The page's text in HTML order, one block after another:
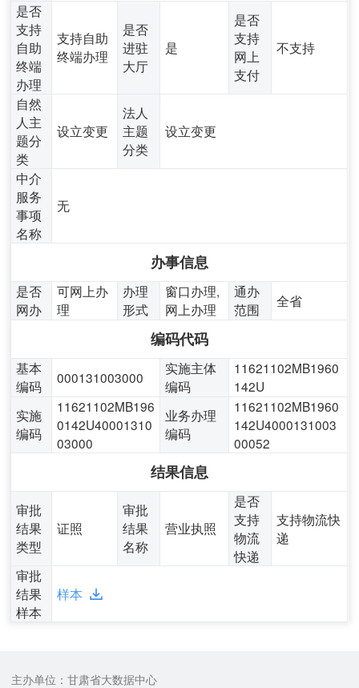
是否
支持
自助
终端
办理
支持自助
终端办理
是否
进驻
大厅
是
是否
支持
网上
支付
不支持
自然
人主
题分
类
设立变更
法人
主题
分类
设立变更
中介
服务
事项
名称
无
办事信息
是否
网办
可网上办
理
办理
形式
窗口办理,
网上办理
通办
范围
全省
编码代码
基本
编码
000131003000
实施主体
编码
11621102MB1960
142U
实施
编码
11621102MB196
0142U40001310
03000
业务办理
编码
11621102MB1960
142U4000131003
00052
结果信息
审批
结果
类型
证照
审批
结果
名称
营业执照
是否
支持
物流
快递
支持物流快
递
审批
结果
样本
样本
主办单位：甘肃省大数据中心